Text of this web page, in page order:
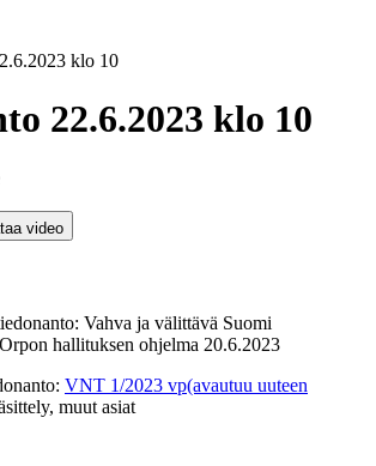
klo 10
22.6.2023 klo 10
video
Vahva ja välittävä Suomi
hallituksen ohjelma 20.6.2023
: VNT 1/2023 vp(avautuu uuteen
muut asiat